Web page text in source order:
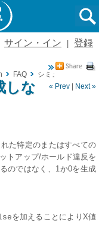
サイン・イン 登録
FAQ
シミュレータがX
« Prev
Next »
しな
た特定のまたはすべての
トアップ/ホールド違反を
のではなく、1か0を生成
を加えること によりX値